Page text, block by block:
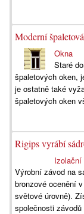
Moderní
Okna
Staré
špaletových oken,
je ostatně také
špaletových oken
Rigips vyrábí
Izolační
Výrobní závod na
bronzové ocenění
světové úrovně).
společnosti závodů